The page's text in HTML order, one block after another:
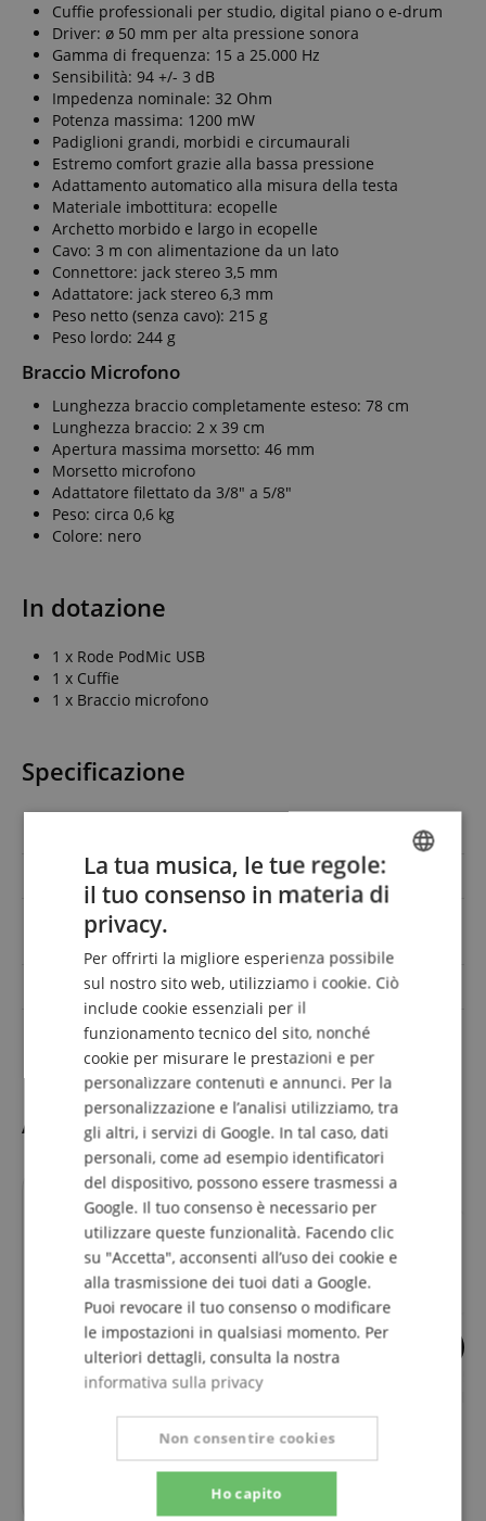
Cuffie professionali per studio, digital piano o e-drum
Driver: ø 50 mm per alta pressione sonora
Gamma di frequenza: 15 a 25.000 Hz
Sensibilità: 94 +/- 3 dB
Impedenza nominale: 32 Ohm
Potenza massima: 1200 mW
Padiglioni grandi, morbidi e circumaurali
Estremo comfort grazie alla bassa pressione
Adattamento automatico alla misura della testa
Materiale imbottitura: ecopelle
Archetto morbido e largo in ecopelle
Cavo: 3 m con alimentazione da un lato
Connettore: jack stereo 3,5 mm
Adattatore: jack stereo 6,3 mm
Peso netto (senza cavo): 215 g
Peso lordo: 244 g
Braccio Microfono
Lunghezza braccio completamente esteso: 78 cm
Lunghezza braccio: 2 x 39 cm
Apertura massima morsetto: 46 mm
Morsetto microfono
Adattatore filettato da 3/8" a 5/8"
Peso: circa 0,6 kg
Colore: nero
In dotazione
1 x Rode PodMic USB
1 x Cuffie
1 x Braccio microfono
Specificazione
Dynamisch
Offerta di risparmio con
per treppiede
Schwarz
Accessori
5
Kirstein Morsetto Microfonico
6,90€
16
ENGLISH
ITALIAN
SPANISH
La tua musica, le tue regole:
il tuo consenso in materia di
privacy.
Per offrirti la migliore esperienza possibile
sul nostro sito web, utilizziamo i cookie. Ciò
include cookie essenziali per il
funzionamento tecnico del sito, nonché
cookie per misurare le prestazioni e per
personalizzare contenuti e annunci. Per la
personalizzazione e l’analisi utilizziamo, tra
gli altri, i servizi di Google. In tal caso, dati
personali, come ad esempio identificatori
del dispositivo, possono essere trasmessi a
Google. Il tuo consenso è necessario per
utilizzare queste funzionalità. Facendo clic
su "Accetta", acconsenti all’uso dei cookie e
alla trasmissione dei tuoi dati a Google.
Puoi revocare il tuo consenso o modificare
le impostazioni in qualsiasi momento. Per
ulteriori dettagli, consulta la nostra
informativa sulla privacy
Ho capito
Non consentire cookies